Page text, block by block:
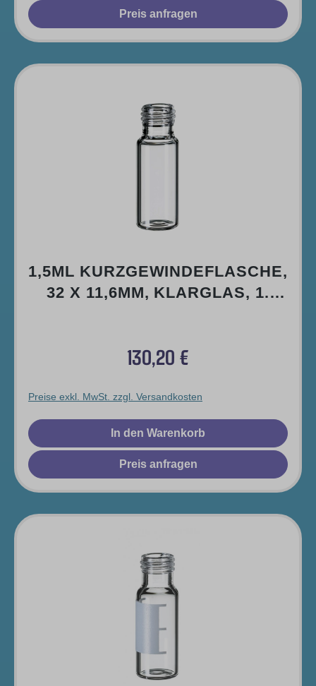
Preis anfragen
1,5ML KURZGEWINDEFLASCHE,
32 X 11,6MM, KLARGLAS, 1.
Regulärer Preis:
130,20 €
Preise exkl. MwSt. zzgl. Versandkosten
In den Warenkorb
Preis anfragen